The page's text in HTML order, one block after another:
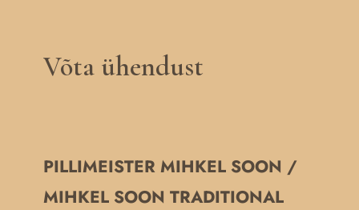
Võta ühendust
PILLIMEISTER MIHKEL SOON /
MIHKEL SOON TRADITIONAL